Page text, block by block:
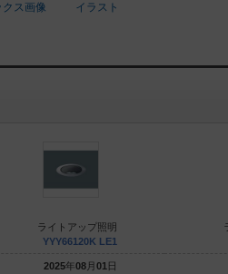
クス画像 イラスト
ライトアップ照明
YYY66120K LE1
2025年08月 01 日